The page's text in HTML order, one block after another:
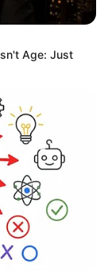
Age: Just